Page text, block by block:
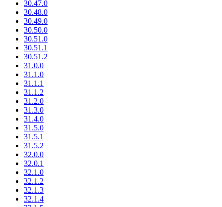
30.47.0
30.48.0
30.49.0
30.50.0
30.51.0
30.51.1
30.51.2
31.0.0
31.1.0
31.1.1
31.1.2
31.2.0
31.3.0
31.4.0
31.5.0
31.5.1
31.5.2
32.0.0
32.0.1
32.1.0
32.1.2
32.1.3
32.1.4